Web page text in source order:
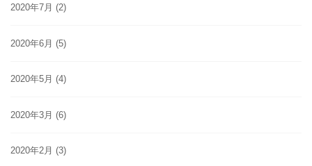
2020年7月 (2)
2020年6月 (5)
2020年5月 (4)
2020年3月 (6)
2020年2月 (3)